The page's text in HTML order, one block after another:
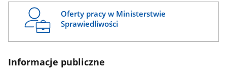
Oferty pracy w Ministerstwie
Sprawiedliwości
Informacje publiczne